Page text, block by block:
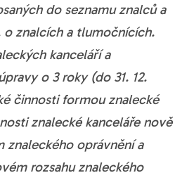
do seznamu znalců a
o znalcích a tlumočnících.
kanceláří a
o 3 roky (do 31. 12.
činnosti formou znalecké
znalecké kanceláře nově
oprávnění a
rozsahu znaleckého